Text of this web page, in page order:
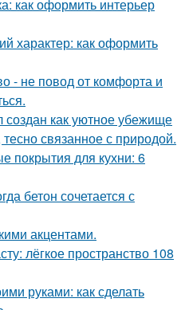
как оформить интерьер
характер: как оформить
- не повод от комфорта и
как уютное убежище
связанное с природой.
покрытия для кухни: 6
бетон сочетается с
акцентами.
лёгкое пространство 108
руками: как сделать